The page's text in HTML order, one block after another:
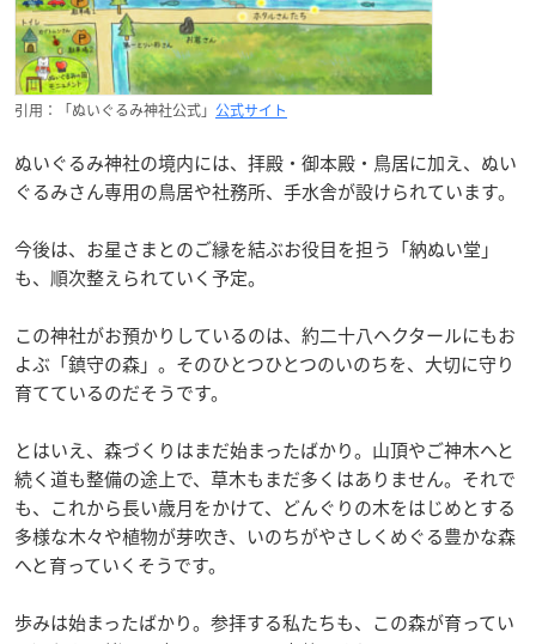
引用：「ぬいぐるみ神社公式」 公式サイト
ぬいぐるみ神社の境内には、拝殿・御本殿・鳥居に加え、ぬい
ぐるみさん専用の鳥居や社務所、手水舎が設けられています。
今後は、お星さまとのご縁を結ぶお役目を担う「納ぬい堂」
も、順次整えられていく予定。
この神社がお預かりしているのは、約二十八ヘクタールにもお
よぶ「鎮守の森」。そのひとつひとつのいのちを、大切に守り
育てているのだそうです。
とはいえ、森づくりはまだ始まったばかり。山頂やご神木へと
続く道も整備の途上で、草木もまだ多くはありません。それで
も、これから長い歳月をかけて、どんぐりの木をはじめとする
多様な木々や植物が芽吹き、いのちがやさしくめぐる豊かな森
へと育っていくそうです。
歩みは始まったばかり。参拝する私たちも、この森が育ってい